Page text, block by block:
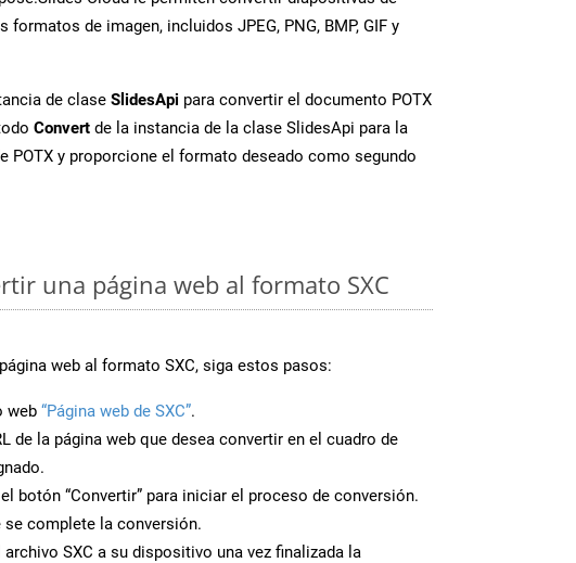
formatos de imagen, incluidos JPEG, PNG, BMP, GIF y
de clase SlidesApi para convertir el documento POTX
Convert de la instancia de la clase SlidesApi para la
POTX y proporcione el formato deseado como segundo
una página web al formato SXC
web al formato SXC, siga estos pasos:
web “Página web de SXC”.
de la página web que desea convertir en el cuadro de
botón “Convertir” para iniciar el proceso de conversión.
se complete la conversión.
archivo SXC a su dispositivo una vez finalizada la